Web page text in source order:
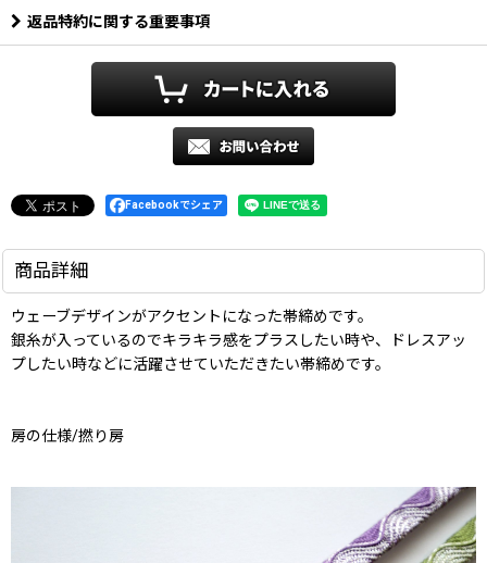
返品特約に関する重要事項
Facebookでシェア
商品詳細
ウェーブデザインがアクセントになった帯締めです。
銀糸が入っているのでキラキラ感をプラスしたい時や、ドレスアッ
プしたい時などに活躍させていただきたい帯締めです。
房の仕様/撚り房